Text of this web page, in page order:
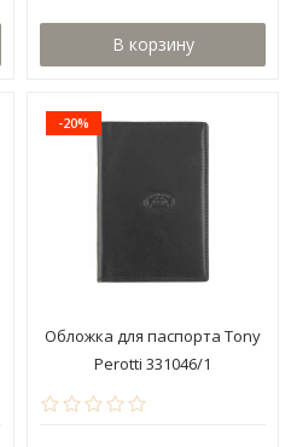
В корзину
-20%
Обложка для паспорта Tony
Perotti 331046/1